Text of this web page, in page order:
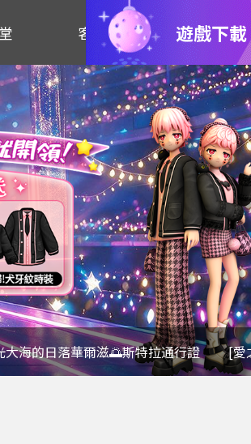
客服 遊戲下載
大海的日落華爾滋🌅斯特拉通行證 [愛